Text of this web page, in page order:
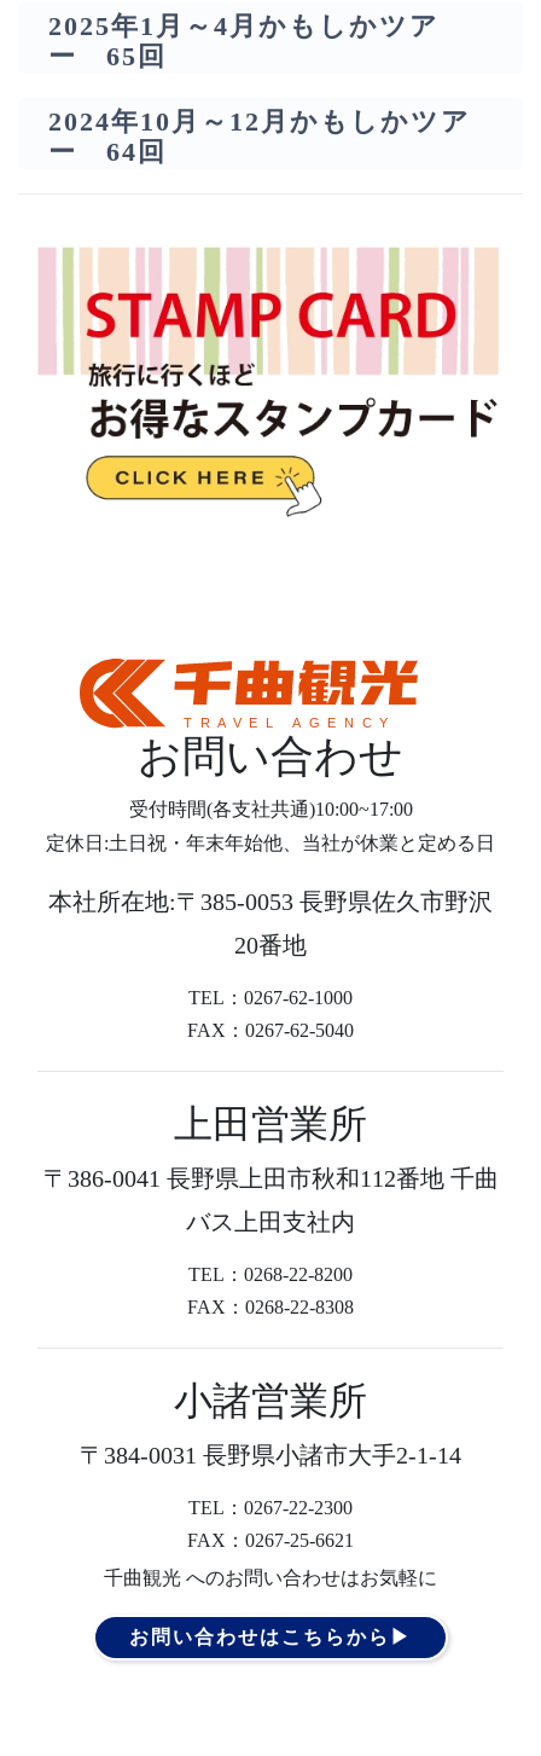
2025年1月～4月かもしかツア
ー 65回
2024年10月～12月かもしかツア
ー 64回
お問い合わせ
受付時間(各支社共通)10:00~17:00
定休日:土日祝・年末年始他、当社が休業と定める日
本社所在地:〒385-0053 長野県佐久市野沢
20番地
TEL：0267-62-1000
FAX：0267-62-5040
上田営業所
〒386-0041 長野県上田市秋和112番地 千曲
バス上田支社内
TEL：0268-22-8200
FAX：0268-22-8308
小諸営業所
〒384-0031 長野県小諸市大手2-1-14
TEL：0267-22-2300
FAX：0267-25-6621
千曲観光 へのお問い合わせはお気軽に
お問い合わせはこちらから▶︎